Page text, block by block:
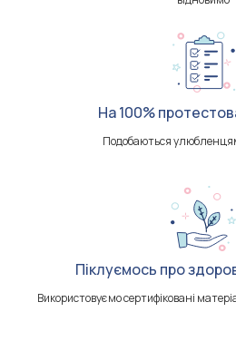
На 100%
Подобаються
Піклуємось про
Використовуємо сертифіковані